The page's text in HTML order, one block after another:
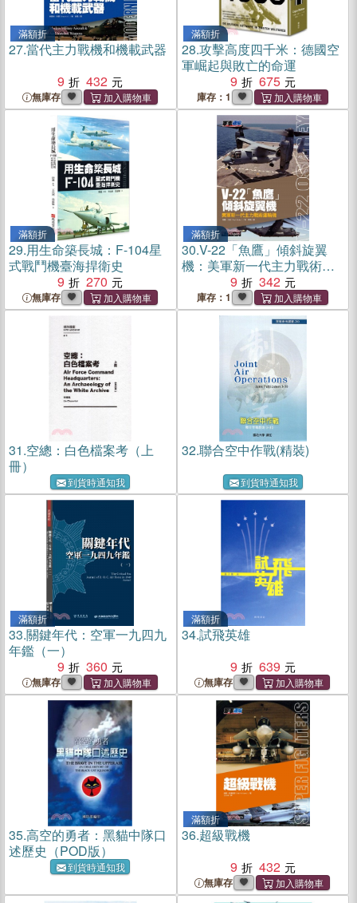
滿額折
27.當代主力戰機和機載武器
9
432
無庫存
滿額折
28.攻擊高度四千米：德國空
軍崛起與敗亡的命運
9
675
庫存：1
滿額折
29.用生命築長城：F-104星
式戰鬥機臺海捍衛史
9
270
無庫存
滿額折
30.V-22「魚鷹」傾斜旋翼
機：美軍新一代主力戰術運
9 342
庫存：1
31.空總：白色檔案考（上
冊）
到貨時通知我
32.聯合空中作戰(精裝)
到貨時通知我
滿額折
33.關鍵年代：空軍一九四九
年鑑（一）
9
360
無庫存
滿額折
34.試飛英雄
9
639
無庫存
35.高空的勇者：黑貓中隊口
述歷史（POD版）
到貨時通知我
滿額折
36.超級戰機
9
432
無庫存